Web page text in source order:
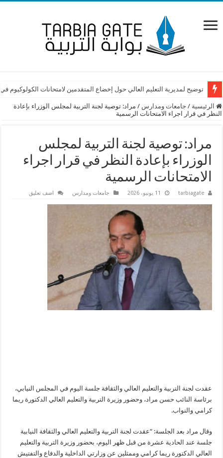
توضيح لمديرية التعليم العالي حول إخضاع المتقدمين لامتحانات الكولوكيوم
الرئيسية / جامعات ومدارس / مراد: توصية لجنة التربية لمجلس الوزراء بإعادة
النظر في قرار اجراء الامتحانات الرسمية
مراد: توصية لجنة التربية لمجلس
الوزراء بإعادة النظر في قرار اجراء
الامتحانات الرسمية
tarbiagate 11 يونيو، 2026 جامعات ومدارس اضف تعليق
عقدت لجنة التربية والتعليم العالي والثقافة جلسة اليوم في المجلس النيابي،
برئاسة النائب حسن مراد، وحضور وزيرة التربية والتعليم العالي الدكتورة ريما
كرامي والنواب.
وقال مراد بعد الجلسة: “عقدت لجنة التربية والتعليم العالي والثقافة النيابية
جلسة عند الحادية عشرة من قبل ظهر اليوم، بحضور وزيرة التربية والتعليم
العالي الدكتورة ريما كرامي وممثلين عن وزارتي الداخلية والدفاع والتفتيش